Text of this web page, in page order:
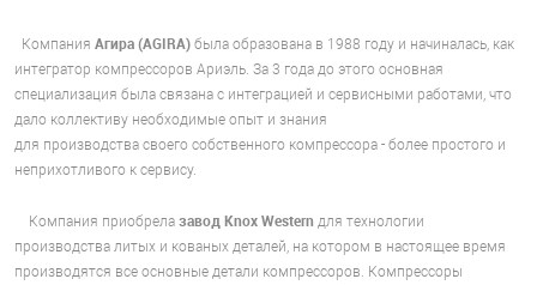
Компания Агира (AGIRA) была образована в 1988 году и начиналась, как
интегратор компрессоров Ариэль. За 3 года до этого основная
специализация была связана с интеграцией и сервисными работами, что
дало коллективу необходимые опыт и знания
для производства своего собственного компрессора - более простого и
неприхотливого к сервису.
Компания приобрела завод Knox Western для технологии
производства литых и кованых деталей, на котором в настоящее время
производятся все основные детали компрессоров. Компрессоры